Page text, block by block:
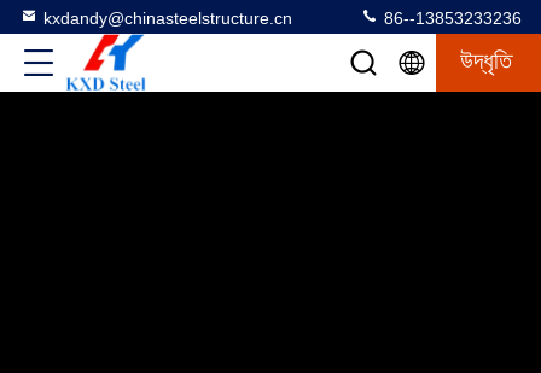
kxdandy@chinasteelstructure.cn 86--13853233236
উদ্ধৃতি